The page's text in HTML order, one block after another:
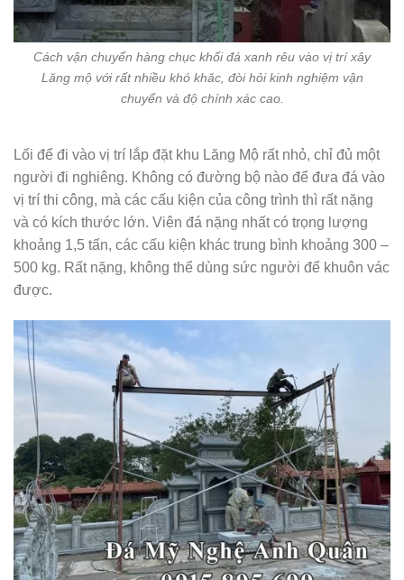
Cách vận chuyển hàng chục khối đá xanh rêu vào vị trí xây
Lăng mộ với rất nhiều khó khăc, đòi hỏi kinh nghiệm vận
chuyển và độ chính xác cao.
Lối để đi vào vị trí lắp đặt khu Lăng Mộ rất nhỏ, chỉ đủ một
người đi nghiêng. Không có đường bộ nào để đưa đá vào
vị trí thi công, mà các cấu kiện của công trình thì rất nặng
và có kích thước lớn. Viên đá nặng nhất có trọng lượng
khoảng 1,5 tấn, các cấu kiện khác trung bình khoảng 300 –
500 kg. Rất nặng, không thể dùng sức người để khuôn vác
được.